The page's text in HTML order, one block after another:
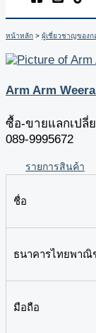
หน้าหลัก ผู้เชี่ยวชาญของก
Arm Arm
ซื้อ-ขายแลกเปลี่
089-9995672
รายการสินค้า
ชื่อ
ธนาคารไทยพาณิ
มือถือ